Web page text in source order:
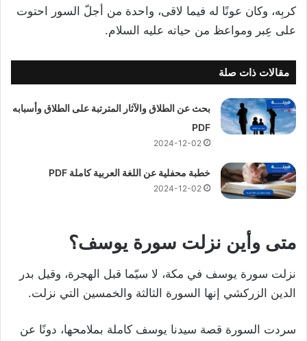
كربِه، وكان عونًا له فيما لاقى، واحدة من أجلّ السور احتوت
على عِبر ومواعظ من حياته عليه السلام.
مقالات ذات صلة
بحث عن الطلاق والآثار المترتبة على الطلاق وأسبابه
PDF
2024-12-02
خطبة محفلية عن اللغة العربية كاملة PDF
2024-12-02
متى وأين نزلت سورة يوسف؟
نزلت سورة يوسف في مكة، لا سيّما قبل الهجرة، وقيل بدر
الدين الزركشي إنها السورة الثالثة والخمسين التي نزلت.
سردت السورة قصة سيدنا يوسف كاملة بملامحها، دونًا عن